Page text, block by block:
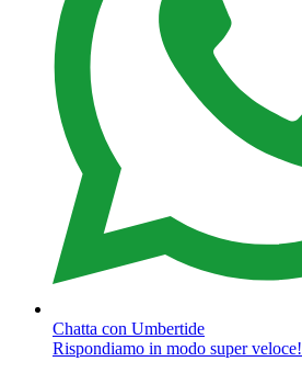
Chatta con Umbertide
Rispondiamo in modo super veloce!